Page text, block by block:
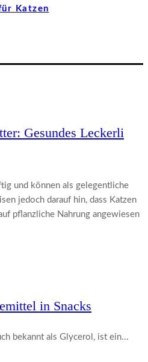
Katzen
Gesundes Leckerli
und können als gelegentliche
jedoch darauf hin, dass Katzen
pflanzliche Nahrung angewiesen
in Snacks
bekannt als Glycerol, ist ein...